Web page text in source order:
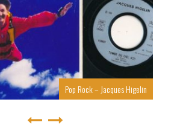
Pop Rock – Jacques Higelin